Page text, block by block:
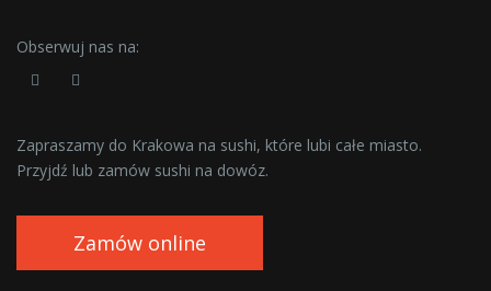
Obserwuj nas na:
Zapraszamy do Krakowa na sushi, które lubi całe miasto.
Przyjdź lub zamów sushi na dowóz.
Zamów online